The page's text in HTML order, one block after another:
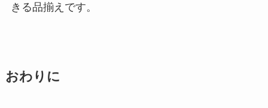
きる品揃えです。
おわりに